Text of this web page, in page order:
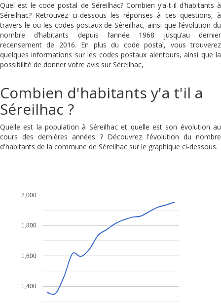
Quel est le code postal de Séreilhac? Combien y’a-t-il d’habitants à
Séreilhac? Retrouvez ci-dessous les réponses à ces questions, à
travers le ou les codes postaux de Séreilhac, ainsi que l’évolution du
nombre d’habitants depuis l’année 1968 jusqu’au dernier
recensement de 2016. En plus du code postal, vous trouverez
quelques informations sur les codes postaux alentours, ainsi que la
possibilité de donner votre avis sur Séreilhac,
Combien d'habitants y'a t'il a
Séreilhac ?
Quelle est la population à Séreilhac et quelle est son évolution au
cours des dernières années ? Découvrez l'évolution du nombre
d'habitants de la commune de Séreilhac sur le graphique ci-dessous.
1,400
1,600
1,800
2,000